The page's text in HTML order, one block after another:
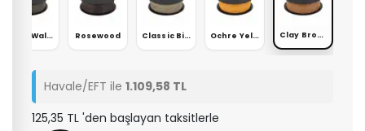
Black Walnut Rosewood Classic Birch Ochre Yellow Clay Brown
Havale/EFT ile 1.109,58 TL
125,35 TL 'den başlayan taksitlerle